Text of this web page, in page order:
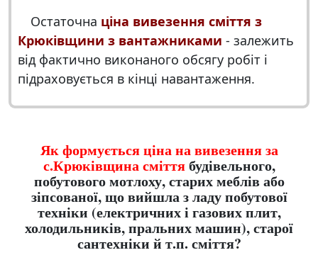
Остаточна ціна вивезення сміття з
Крюківщини з вантажниками - залежить
від фактично виконаного обсягу робіт і
підраховується в кінці навантаження.
Як формується ціна на вивезення за
с.Крюківщина сміттябудівельного,
побутового мотлоху, старих меблів або
зіпсованої, що вийшла з ладу побутової
техніки (електричних і газових плит,
холодильників, пральних машин), старої
сантехніки й т.п. сміття?